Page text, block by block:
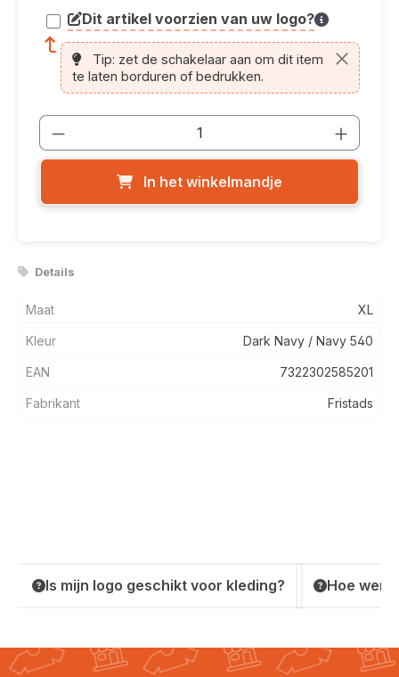
Dit artikel voorzien van uw logo?
article.printing.helptext
Tip: zet de schakelaar aan om dit item
te laten borduren of bedrukken.
Producthoeveelheid: Voer de
In het winkelmandje
Details
Maat XL
Kleur Dark Navy / Navy 540
EAN 7322302585201
Fabrikant Fristads
Is mijn logo geschikt voor kleding? Hoe